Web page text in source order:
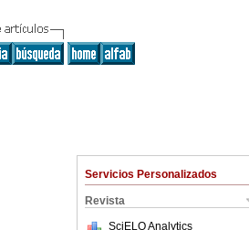
Servicios Personalizados
Revista
SciELO Analytics